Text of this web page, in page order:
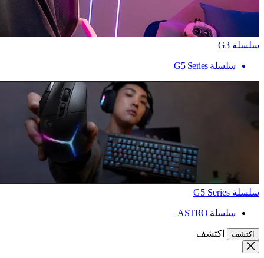
سلسلة G3
سلسلة G5 Series
سلسلة G5 Series
سلسلة ASTRO
اكتشف اكتشف